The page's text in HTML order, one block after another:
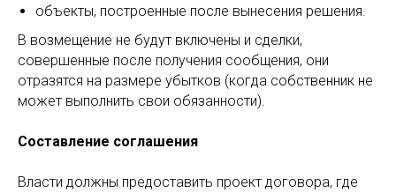
объекты, построенные после вынесения решения.
В возмещение не будут включены и сделки,
совершенные после получения сообщения, они
отразятся на размере убытков (когда собственник не
может выполнить свои обязанности).
Составление соглашения
Власти должны предоставить проект договора, где